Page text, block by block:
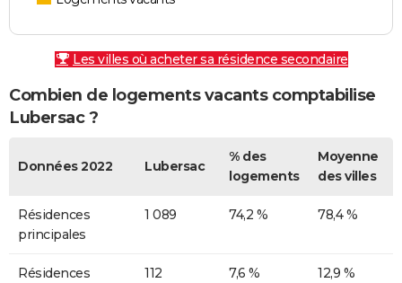
Les villes où acheter sa résidence secondaire
Combien de logements vacants comptabilise
Lubersac ?
Données 2022 Lubersac
% des
logements
Moyenne
des villes
Résidences
principales
1 089 74,2 % 78,4 %
Résidences
112 7,6 % 12,9 %